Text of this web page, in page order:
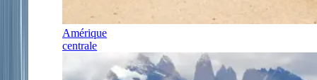
Amérique
centrale